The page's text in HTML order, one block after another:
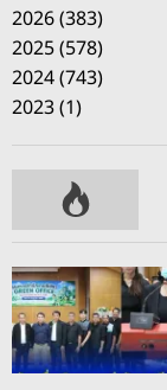
2026 (383)
2025 (578)
2024 (743)
2023 (1)
P
o
p
u
l
a
r